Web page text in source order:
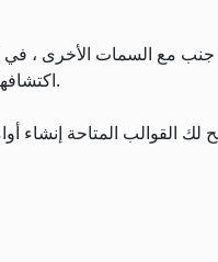
مع السمات الأخرى ، في
اكتشافها ، فسيكون من الصعب الاستفادة من مثل هذا الموقف.